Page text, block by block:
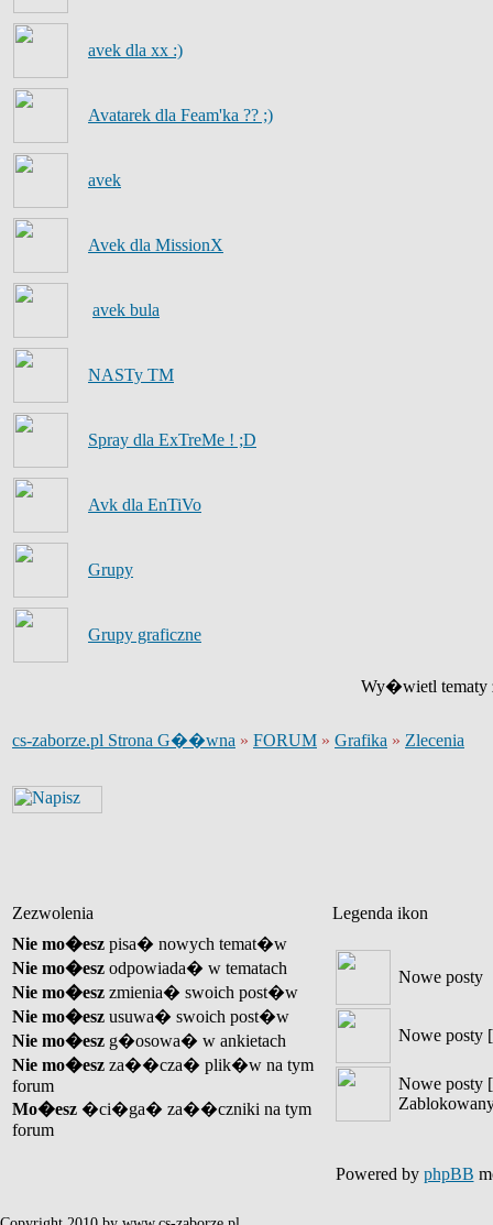
avek dla xx :)
Avatarek dla Feam'ka ?? ;)
avek
Avek dla MissionX
avek bula
NASTy TM
Spray dla ExTreMe ! ;D
Avk dla EnTiVo
Grupy
Grupy graficzne
Wy�wietl tematy
cs-zaborze.pl Strona G��wna » FORUM » Grafika » Zlecenia
Zezwolenia
Legenda ikon
Nie mo�esz pisa� nowych temat�w
Nie mo�esz odpowiada� w tematach
Nie mo�esz zmienia� swoich post�w
Nie mo�esz usuwa� swoich post�w
Nie mo�esz g�osowa� w ankietach
Nie mo�esz za��cza� plik�w na tym
forum
Mo�esz �ci�ga� za��czniki na tym
forum
Nowe posty
Nowe posty
Nowe posty [
Powered by phpBB